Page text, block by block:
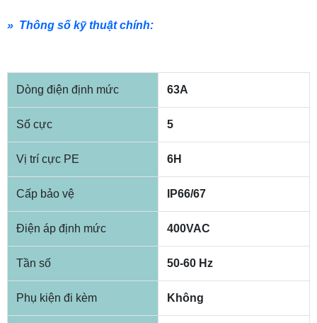
» Thông số kỹ thuật chính:
Dòng điện định mức 63A
Số cực 5
Vị trí cực PE 6H
Cấp bảo vệ IP66/67
Điện áp định mức 400VAC
Tần số 50-60 Hz
Phụ kiện đi kèm Không